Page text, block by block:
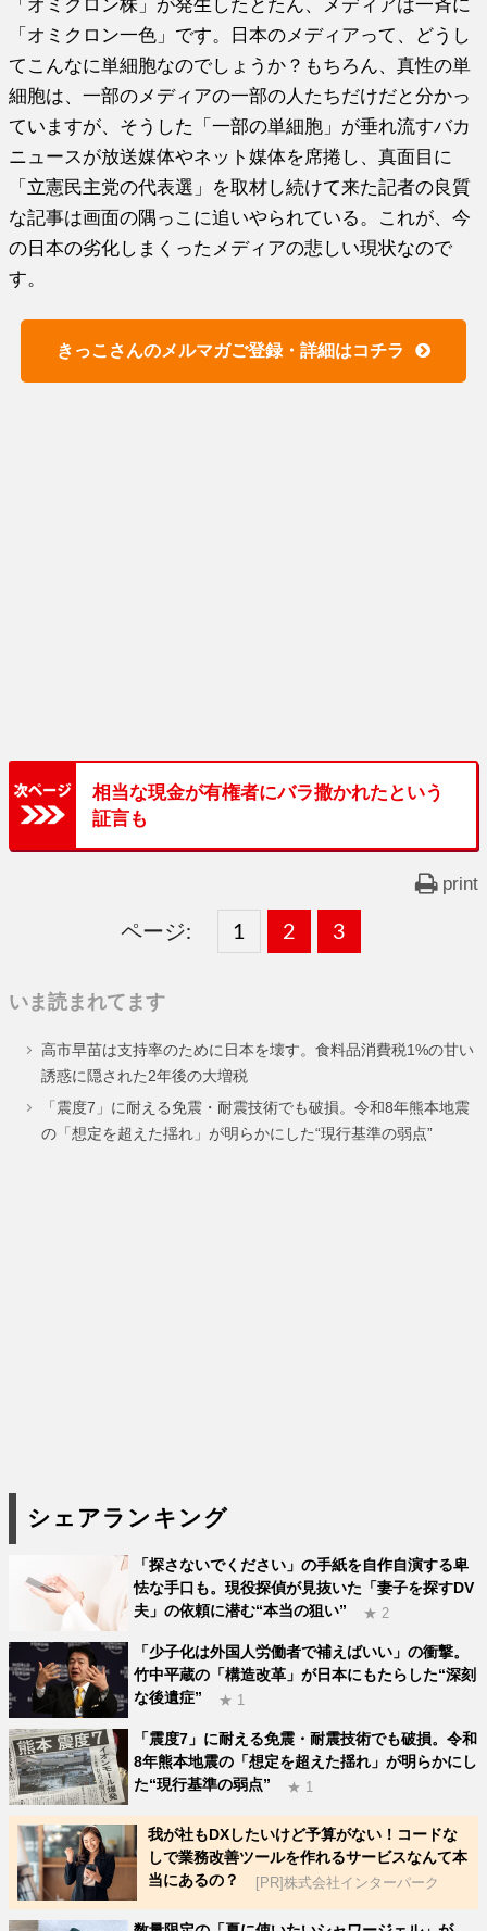
「オミクロン株」が発生したとたん、メディアは一斉に
「オミクロン一色」です。日本のメディアって、どうし
てこんなに単細胞なのでしょうか？もちろん、真性の単
細胞は、一部のメディアの一部の人たちだけだと分かっ
ていますが、そうした「一部の単細胞」が垂れ流すバカ
ニュースが放送媒体やネット媒体を席捲し、真面目に
「立憲民主党の代表選」を取材し続けて来た記者の良質
な記事は画面の隅っこに追いやられている。これが、今
の日本の劣化しまくったメディアの悲しい現状なので
す。
きっこさんのメルマガご登録・詳細はコチラ
相当な現金が有権者にバラ撒かれたという
証言も
print
ページ:
固
ー
ジ
1 ,
固
ー
ジ
2 ,
固
ー
ジ
3
いま読まれてます
高市早苗は支持率のために日本を壊す。食料品消費税1%の甘い
誘惑に隠された2年後の大増税
「震度7」に耐える免震・耐震技術でも破損。令和8年熊本地震
の「想定を超えた揺れ」が明らかにした“現行基準の弱点”
シェアランキング
「探さないでください」の手紙を自作自演する卑
怯な手口も。現役探偵が見抜いた「妻子を探すDV
夫」の依頼に潜む“本当の狙い”
★ 2
「少子化は外国人労働者で補えばいい」の衝撃。
竹中平蔵の「構造改革」が日本にもたらした“深刻
な後遺症”
★ 1
「震度7」に耐える免震・耐震技術でも破損。令和
8年熊本地震の「想定を超えた揺れ」が明らかにし
た“現行基準の弱点”
★ 1
我が社もDXしたいけど予算がない！コードな
しで業務改善ツールを作れるサービスなんて本
当にあるの？
[PR]株式会社インターパーク